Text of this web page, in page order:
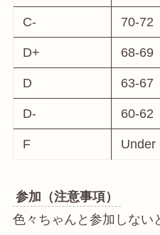
C- 70-72
D+ 68-69
D 63-67
D- 60-62
F Under
参加（注意事項）
色々ちゃんと参加しない